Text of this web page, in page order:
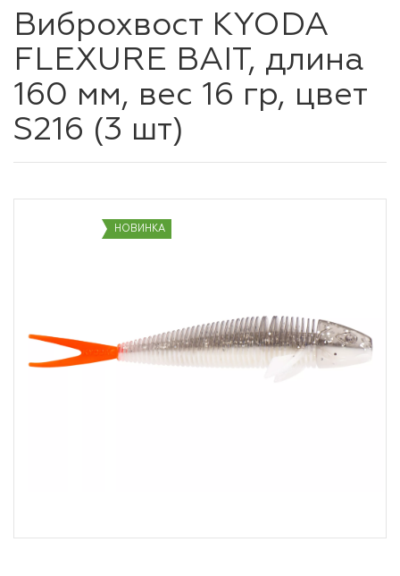
Виброхвост KYODA
FLEXURE BAIT, длина
160 мм, вес 16 гр, цвет
S216 (3 шт)
НОВИНКА